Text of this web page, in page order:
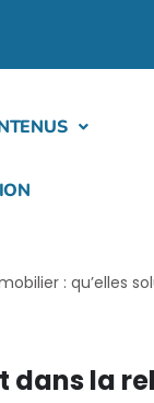
: qu’elles
dans la